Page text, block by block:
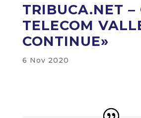
TRIBUCA.NET –
TELECOM
CONTINUE»
6 Nov 2020